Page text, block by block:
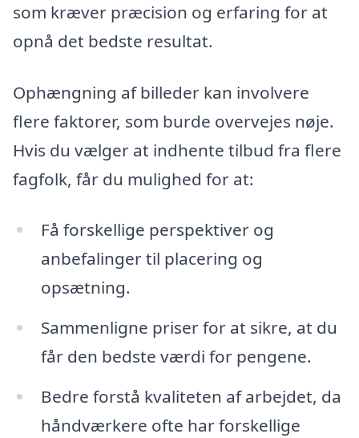
som kræver præcision og erfaring for at
opnå det bedste resultat.
Ophængning af billeder kan involvere
flere faktorer, som burde overvejes nøje.
Hvis du vælger at indhente tilbud fra flere
fagfolk, får du mulighed for at:
Få forskellige perspektiver og
anbefalinger til placering og
opsætning.
Sammenligne priser for at sikre, at du
får den bedste værdi for pengene.
Bedre forstå kvaliteten af arbejdet, da
håndværkere ofte har forskellige